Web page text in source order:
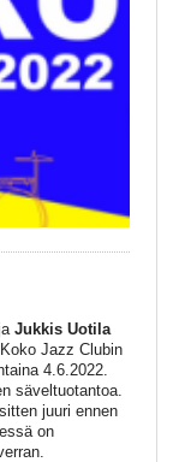
Jukkis Uotila
Jazz Clubin
4.6.2022.
säveltuotantoa.
juuri ennen
on